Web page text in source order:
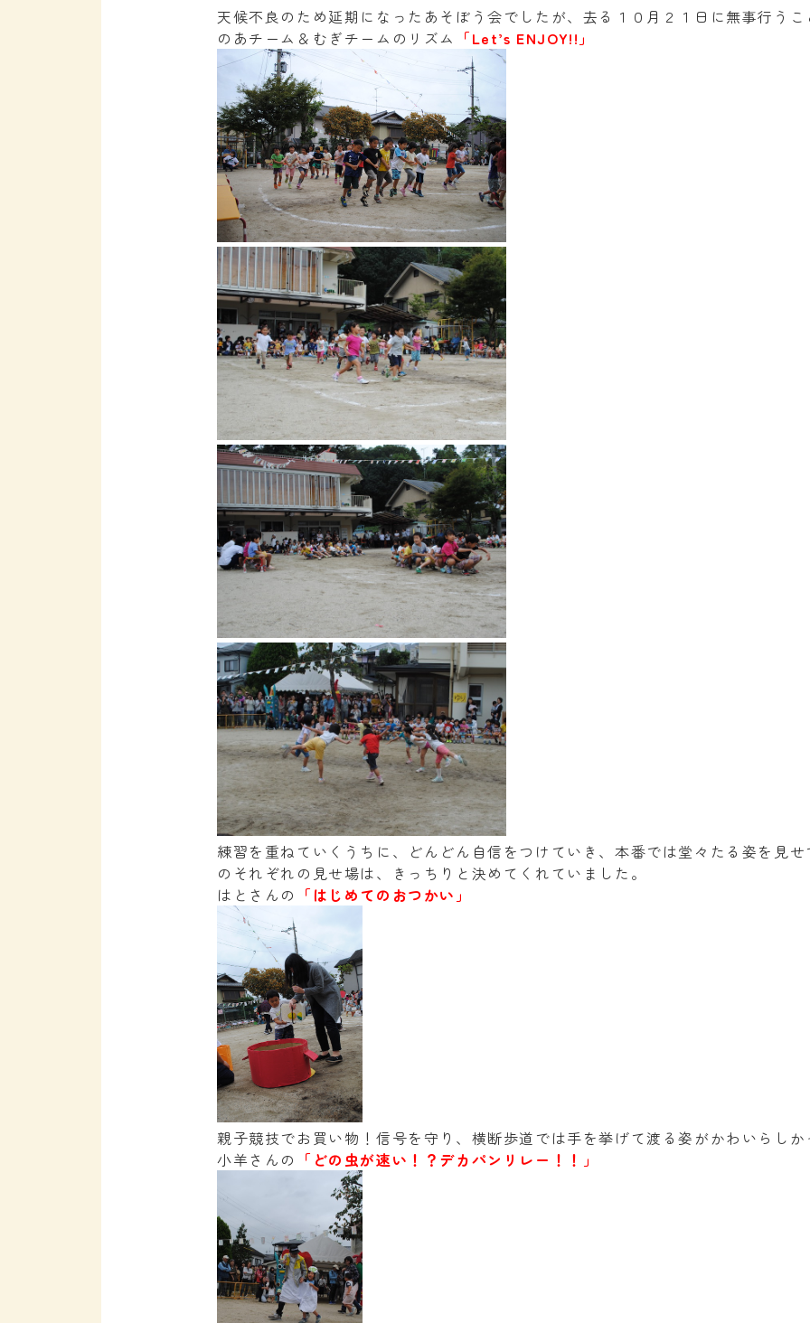
天候不良のため延期になったあそぼう会でしたが、去る１０月２１日に無事行うこ
のあチーム＆むぎチームのリズム 「Let’s ENJOY!!」
練習を重ねていくうちに、どんどん自信をつけていき、本番では堂々たる姿を見
のそれぞれの見せ場は、きっちりと決めてくれていました。
はとさんの 「はじめてのおつかい」
親子競技でお買い物！信号を守り、横断歩道では手を挙げて渡る姿がかわいらしか
小羊さんの 「どの虫が速い！？デカパンリレー！！」